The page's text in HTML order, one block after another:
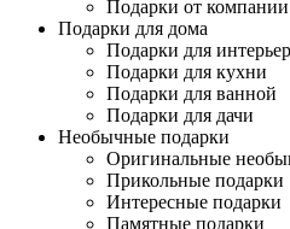
Подарки от
Подарки для дома
Подарки для
Подарки для кухни
Подарки для ванной
Подарки для дачи
Необычные подарки
Оригинальные
Прикольные подарки
Интересные подарки
Памятные подарки